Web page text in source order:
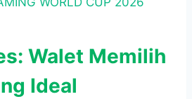
Walet Memilih
Ideal